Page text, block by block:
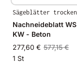
Sägeblätter trocken
Nachneideblatt WS bis 20
KW - Beton
277,60 € 577,15 €
1 St